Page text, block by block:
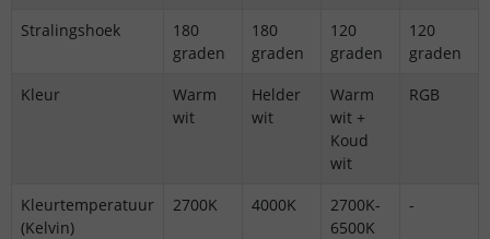
Stralingshoek
180
graden
180
graden
120
graden
120
graden
Kleur
Warm
wit
Helder
wit
Warm
wit +
Koud
wit
RGB
Kleurtemperatuur
(Kelvin)
2700K 4000K
2700K-
6500K
-